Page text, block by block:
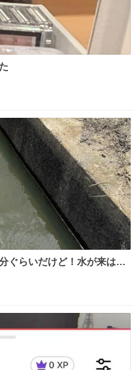
ぐらいだけど！水が来はじ
々ありがとーーー
！！！！！！！！！！！！